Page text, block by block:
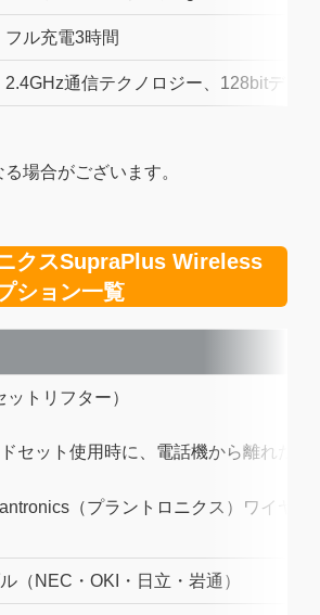
フル充電3時間
2.4GHz通信テクノロジー、128bitデジ
場合がございます。
クスSupraPlus Wireless
ション一覧
トリフター）
セット使用時に、電話機から離れた
（プラントロニクス）ワイヤレ
（NEC・OKI・日立・岩通）